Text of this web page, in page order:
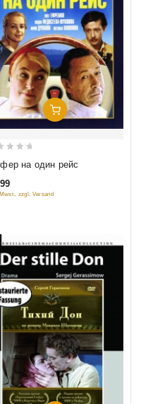
Добавить В Корзину
на один рейс
zzgl. Versand